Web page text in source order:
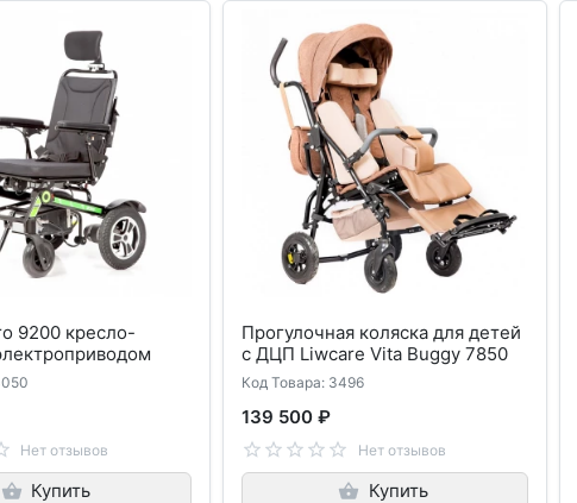
9200 кресло-
Нет отзывов
Купить
Прогулочная коляска для детей
с ДЦП Liwcare Vita Buggy 7850
Код Товара: 3496
139 500 ₽
Нет отзывов
Купить